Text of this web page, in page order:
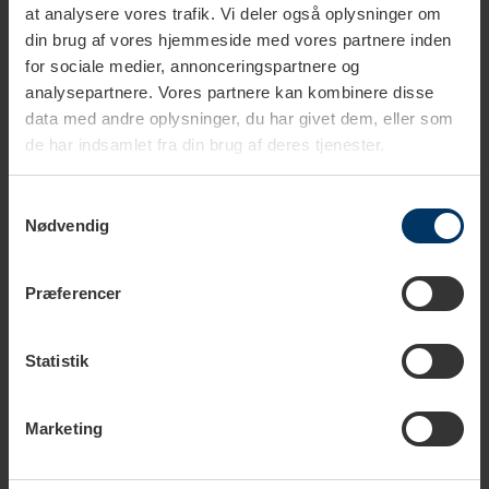
at analysere vores trafik. Vi deler også oplysninger om
din brug af vores hjemmeside med vores partnere inden
for sociale medier, annonceringspartnere og
analysepartnere. Vores partnere kan kombinere disse
data med andre oplysninger, du har givet dem, eller som
de har indsamlet fra din brug af deres tjenester.
Nødvendig
Præferencer
Statistik
Marketing
1-3 vardagar
35 x 16 cm Svart
Serveringsbrickor